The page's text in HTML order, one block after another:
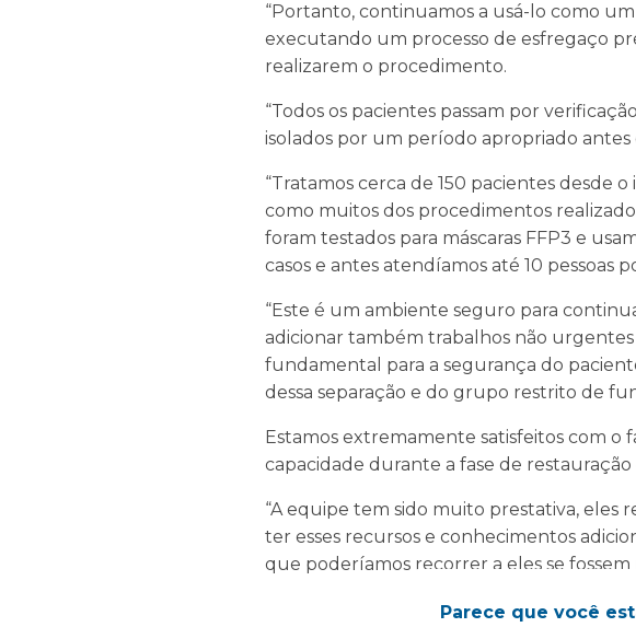
“Portanto, continuamos a usá-lo como
executando um processo de esfregaço
realizarem o procedimento.
“Todos os pacientes passam por
isolados por um período apropriado
“Tratamos cerca de 150 pacientes desde
como muitos dos procedimentos
foram testados para máscaras FFP3 e
casos e antes atendíamos até 10 pessoas
“Este é um ambiente seguro para
adicionar também trabalhos não
fundamental para a segurança do
dessa separação e do grupo restrito de
Estamos extremamente satisfeitos com
capacidade durante a fase de
“A equipe tem sido muito prestativa, eles
ter esses recursos e conhecimentos
que poderíamos recorrer a eles se fossem
Parece que você